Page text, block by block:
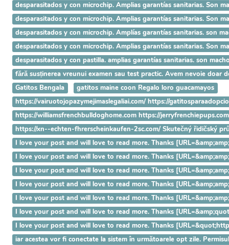
desparasitados y con microchip. Amplias garantías sanitarias. Son
desparasitados y con microchip. Amplias garantías sanitarias.
desparasitados y con microchip. Amplías garantías sanitarias. son
desparasitados y con microchip. Amplias garantías sanitarias. Son
desparasitados y con pastilla. amplias garantías sanitarias. son
fără susținerea vreunui examen sau test practic. Avem nevoie doar
Gatitos Bengala
gatitos maine coon Regalo loro guacamayos
https://vairuotojopazymejimaslegaliai.com/ https://
https://williamsfrenchbulldoghome.com https://
https://xn--echten-fhrerscheinkaufen-2sc.com/ Skutečný řidičský
I love your post and will love to read more. Thanks
I love your post and will love to read more. Thanks
I love your post and will love to read more. Thanks
I love your post and will love to read more. Thanks
I love your post and will love to read more. Thanks
I love your post and will love to read more. Thanks
I love your post and will love to read more. Thanks
iar acestea vor fi conectate la sistem în următoarele opt zile.